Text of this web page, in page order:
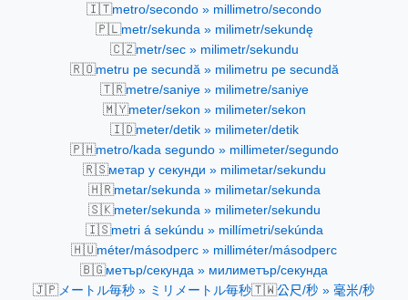
🇮🇹metro/secondo » millimetro/secondo
🇵🇱metr/sekunda » milimetr/sekundę
🇨🇿metr/sec » milimetr/sekundu
🇷🇴metru pe secundă » milimetru pe secundă
🇹🇷metre/saniye » milimetre/saniye
🇲🇾meter/sekon » milimeter/sekon
🇮🇩meter/detik » milimeter/detik
🇵🇭metro/kada segundo » millimeter/segundo
🇷🇸метар у секунди » milimetar/sekundu
🇭🇷metar/sekunda » milimetar/sekunda
🇸🇰meter/sekunda » milimeter/sekundu
🇮🇸metri á sekúndu » millímetri/sekúnda
🇭🇺méter/másodperc » milliméter/másodperc
🇧🇬метър/секунда » милиметър/секунда
🇯🇵メートル毎秒 » ミリメートル毎秒🇹🇼公尺/秒 » 毫米/秒